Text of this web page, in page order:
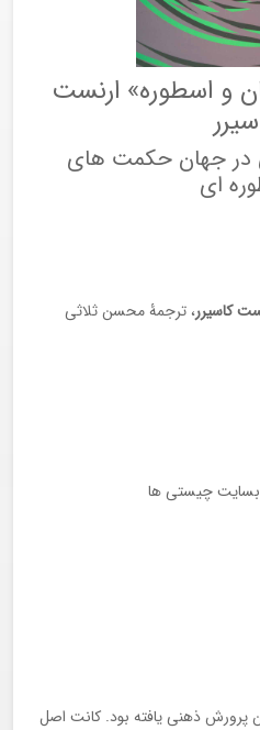
و اسطوره» ارنست
در جهان حکمت های
ای
کاسیرر، ترجمۀ محسن ثلاثی
چیستی ها
پرورش ذهنی یافته بود. کانت اصل